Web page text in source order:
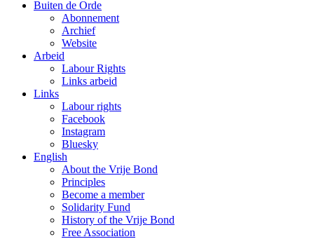
Buiten de Orde
Abonnement
Archief
Website
Arbeid
Labour Rights
Links arbeid
Links
Labour rights
Facebook
Instagram
Bluesky
English
About the Vrije Bond
Principles
Become a member
Solidarity Fund
History of the Vrije Bond
Free Association